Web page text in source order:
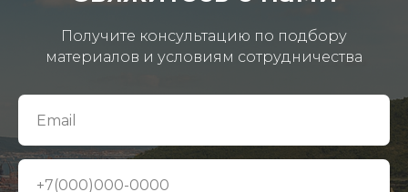
Получите консультацию по подбору
материалов и условиям сотрудничества